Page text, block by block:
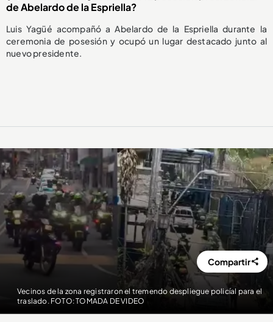
de Abelardo de la Espriella?
Luis Yagüé acompañó a Abelardo de la Espriella durante la
ceremonia de posesión y ocupó un lugar destacado junto al
nuevo presidente.
Vecinos de la zona registraron el tremendo despliegue policíal para el
traslado. FOTO: TOMADA DE VIDEO
Compartir